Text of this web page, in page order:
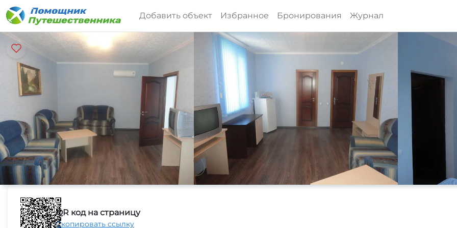
Добавить объект Избранное Бронирования Журнал
QR код на страницу
Скопировать ссылку